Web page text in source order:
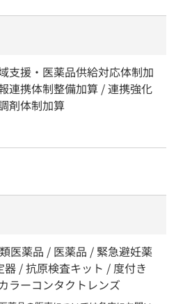
支援・医薬品供給対応体制加
連携体制整備加算 / 連携強化
剤体制加算
医薬品 / 医薬品 / 緊急避妊薬
/ 抗原検査キット / 度付き
ラーコンタクトレンズ